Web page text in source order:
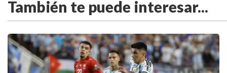
También te puede interesar...